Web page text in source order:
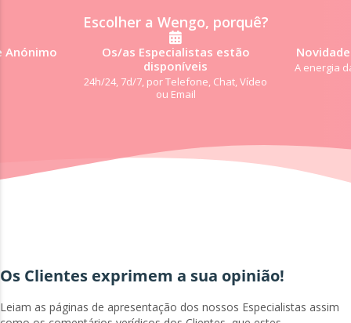
Escolher a Wengo, porquê?
Anónimo
Os/as Especialistas estão
disponíveis
24h/24, 7d/7, por Telefone, Chat, Vídeo
ou Email
A energia
Os Clientes exprimem a sua opinião!
Leiam as páginas de apresentação dos nossos Especialistas assim